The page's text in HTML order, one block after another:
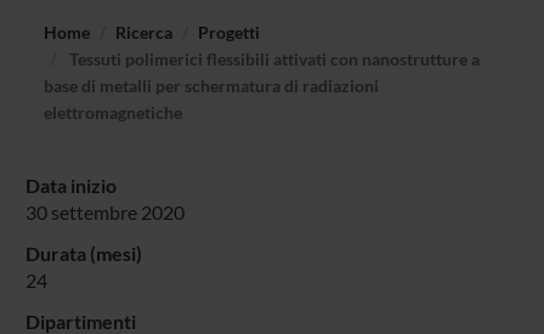
Home Ricerca
Progetti
Tessuti polimerici flessibili attivati con nanostrutture a
base di metalli per schermatura di radiazioni
elettromagnetiche
Data inizio
30 settembre 2020
Durata (mesi)
24
Dipartimenti